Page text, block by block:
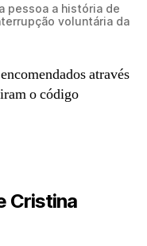
pessoa a história de
voluntária da
através
o código
Cristina